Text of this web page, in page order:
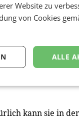
starkes Vertrauen
Inflation und die
– in Studios,
nun
kann sie in der
Website zu
von Cookies
ALLE